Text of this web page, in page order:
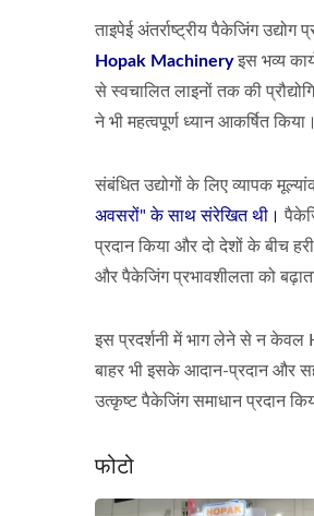
ताइपेई अंतर्राष्ट्रीय पैकेजिंग
Hopak Machineryइस भव्य
से स्वचालित लाइनों तक की
ने भी महत्वपूर्ण ध्यान आकर्षित किया।
संबंधित उद्योगों के लिए व्यापक
अवसरों" के साथ संरेखित थी।
प्रदान किया और दो देशों के बीच
और पैकेजिंग प्रभावशीलता को
इस प्रदर्शनी में भाग लेने से न केवल
बाहर भी इसके आदान-प्रदान और
उत्कृष्ट पैकेजिंग समाधान प्रदान
फोटो